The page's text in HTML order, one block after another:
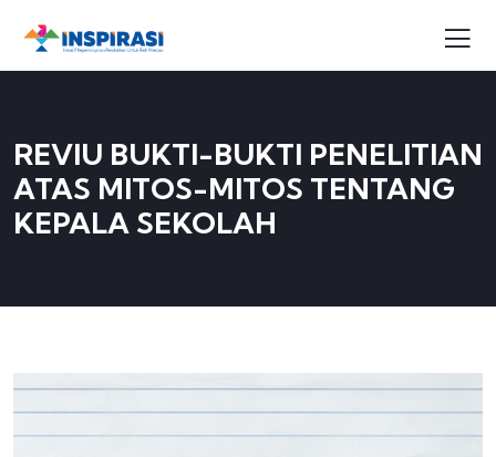
REVIU BUKTI-BUKTI PENELITIAN
ATAS MITOS-MITOS TENTANG
KEPALA SEKOLAH